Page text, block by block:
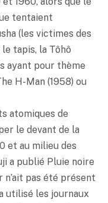
tentaient
(les victimes des
tapis, la Tôhô
ayant pour thème
H-Man (1958) ou
atomiques de
le devant de la
et au milieu des
a publié Pluie noire
n’ait pas été présent
utilisé les journaux